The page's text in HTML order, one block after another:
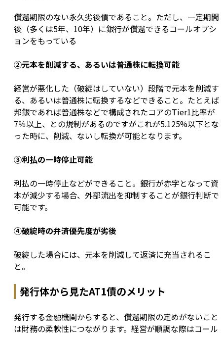
償還期限のない永久劣後債であること。ただし、一定期間
後（多くは5年、10年）に銀行が償還できるコールオプシ
ョンをもっている
②元本を削減する、あるいは普通株に転換可能
経営が悪化した（破綻はしていない）段階で元本を削減す
る、あるいは普通株に転換するなどできること。たとえば
邦銀であれば普通株などで構成されたコアのTier1比率が
7％以上、との規制があるのですがこれが5.125%以下とな
った時に、削減、ないし転換が可能となります。
③利払の一時停止可能
利払の一時停止などができること。銀行が赤字となって資
本が減少する場合、外部流出を抑制することが銀行判断で
可能です。
④破綻時の弁済優先度が劣後
破綻した場合には、元本を削減して返済に充当されるこ
と。
発行体から見たAT1債のメリット
発行する金融機関からすると、償還期限の定めがないこと
は財務の柔軟性につながります。経営が順調な際はコール